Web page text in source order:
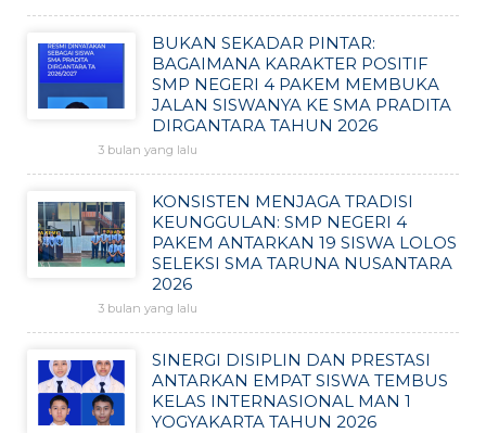
BUKAN SEKADAR PINTAR:
BAGAIMANA KARAKTER POSITIF
SMP NEGERI 4 PAKEM MEMBUKA
JALAN SISWANYA KE SMA PRADITA
DIRGANTARA TAHUN 2026
3 bulan yang lalu
KONSISTEN MENJAGA TRADISI
KEUNGGULAN: SMP NEGERI 4
PAKEM ANTARKAN 19 SISWA LOLOS
SELEKSI SMA TARUNA NUSANTARA
2026
3 bulan yang lalu
SINERGI DISIPLIN DAN PRESTASI
ANTARKAN EMPAT SISWA TEMBUS
KELAS INTERNASIONAL MAN 1
YOGYAKARTA TAHUN 2026